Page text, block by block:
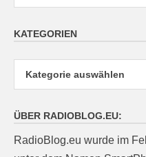
KATEGORIEN
ÜBER RADIOBLOG.EU:
RadioBlog.eu wurde im